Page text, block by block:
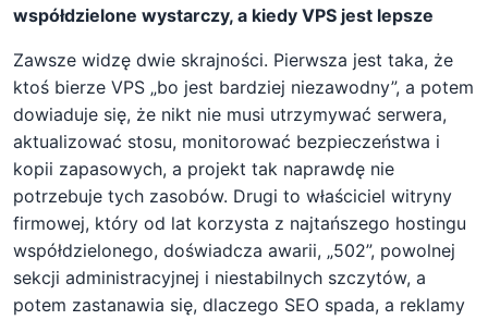
współdzielone wystarczy, a kiedy VPS jest lepsze
Zawsze widzę dwie skrajności. Pierwsza jest taka, że ​​
ktoś bierze VPS „bo jest bardziej niezawodny”, a potem
dowiaduje się, że nikt nie musi utrzymywać serwera,
aktualizować stosu, monitorować bezpieczeństwa i
kopii zapasowych, a projekt tak naprawdę nie
potrzebuje tych zasobów. Drugi to właściciel witryny
firmowej, który od lat korzysta z najtańszego hostingu
współdzielonego, doświadcza awarii, „502”, powolnej
sekcji administracyjnej i niestabilnych szczytów, a
potem zastanawia się, dlaczego SEO spada, a reklamy